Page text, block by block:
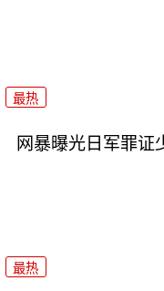
最热
网暴曝光日军罪证
最热